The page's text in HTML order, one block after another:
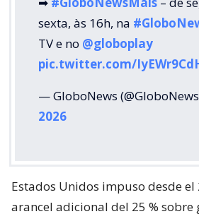
sexta, às 16h, na
TV e no @globoplay
pic.twitter.com/
— GloboNews
2026
Estados Unidos impuso desde
arancel adicional del 25 % sobre